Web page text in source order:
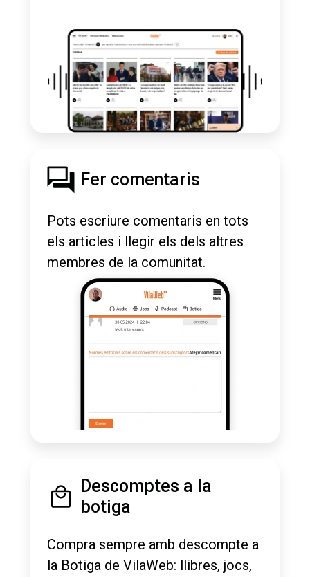
Fer comentaris
Pots escriure comentaris en tots
els articles i llegir els dels altres
membres de la comunitat.
Descomptes a la
botiga
Compra sempre amb descompte a
la Botiga de VilaWeb: llibres, jocs,